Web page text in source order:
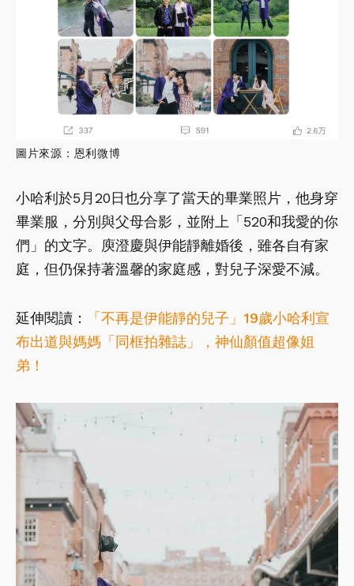
圖片來源：恩利微博
小哈利於5月20日也分享了當天的畢業照片，他身穿
畢業服，分別與父母合影，並附上「520和我愛的你
們」的文字。庾澄慶與伊能靜離婚後，雖各自有家
庭，但仍保持著溫馨的家庭感，對兒子深愛不減。
延伸閱讀：
「不再是伊能靜的兒子」19歲小哈利宣
布出道與媽媽「同框拍雜誌」，神仙顏值超像姐
弟！